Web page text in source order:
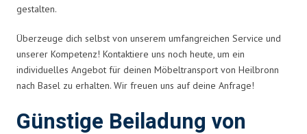
gestalten.
Überzeuge dich selbst von unserem umfangreichen Service und
unserer Kompetenz! Kontaktiere uns noch heute, um ein
individuelles Angebot für deinen Möbeltransport von Heilbronn
nach Basel zu erhalten. Wir freuen uns auf deine Anfrage!
Günstige Beiladung von